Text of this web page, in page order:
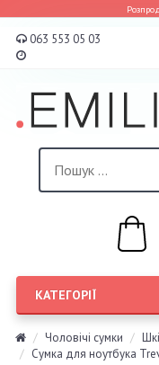
063 553 05 03
КАТЕГОРІЇ
Чоловічі сумки
Сумка для ноутбука